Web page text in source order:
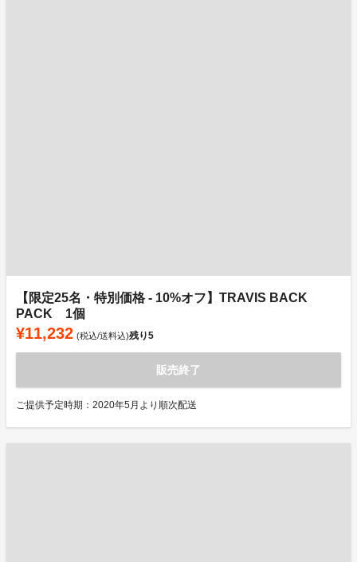
【限定25名・特別価格 - 10%オフ】TRAVIS BACK
PACK 1個
¥11,232 (税込/送料込)残り5
販売終了
ご提供予定時期：2020年5月より順次配送